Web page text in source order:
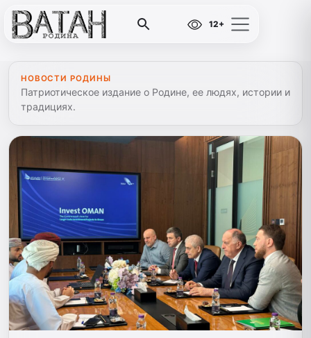
12+
НОВОСТИ РОДИНЫ
Патриотическое издание о Родине, ее людях, истории и
традициях.